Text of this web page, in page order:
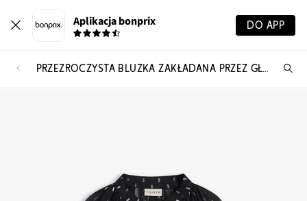
Aplikacja bonprix DO APP
PRZEZROCZYSTA BLUZKA ZAKŁADANA PRZEZ GŁOWĘ